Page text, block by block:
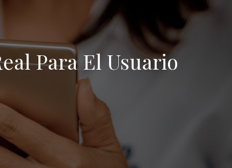
Para El Usuario